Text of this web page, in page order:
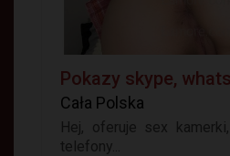
Pokazy skype,
Cała Polska
Hej, oferuje sex
telefony...